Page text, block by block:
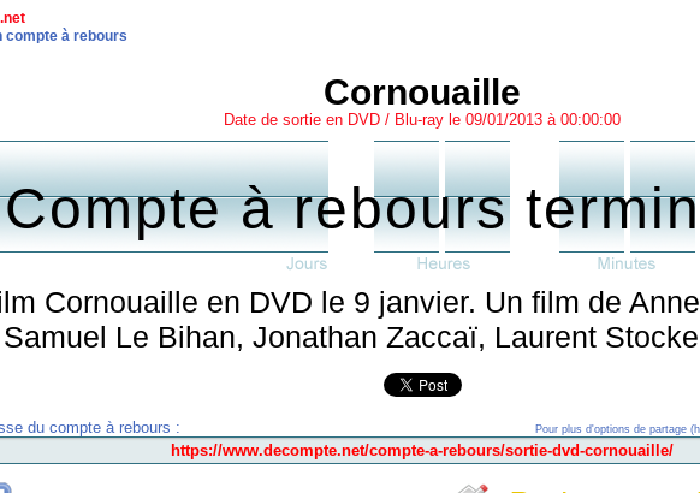
compte à rebours
Cornouaille
Date de sortie en DVD / Blu-ray le 09/01/2013 à 00:00:00
Compte à rebours
Cornouaille en DVD le 9 janvier. Un film de
Le Bihan, Jonathan Zaccaï, Laurent
du compte à rebours : Pour plus d'options de partage